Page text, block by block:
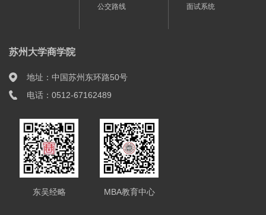
公交路线 面试系统
苏州大学商学院
地址：中国苏州东环路50号
电话：0512-67162489
东吴经略 MBA教育中心